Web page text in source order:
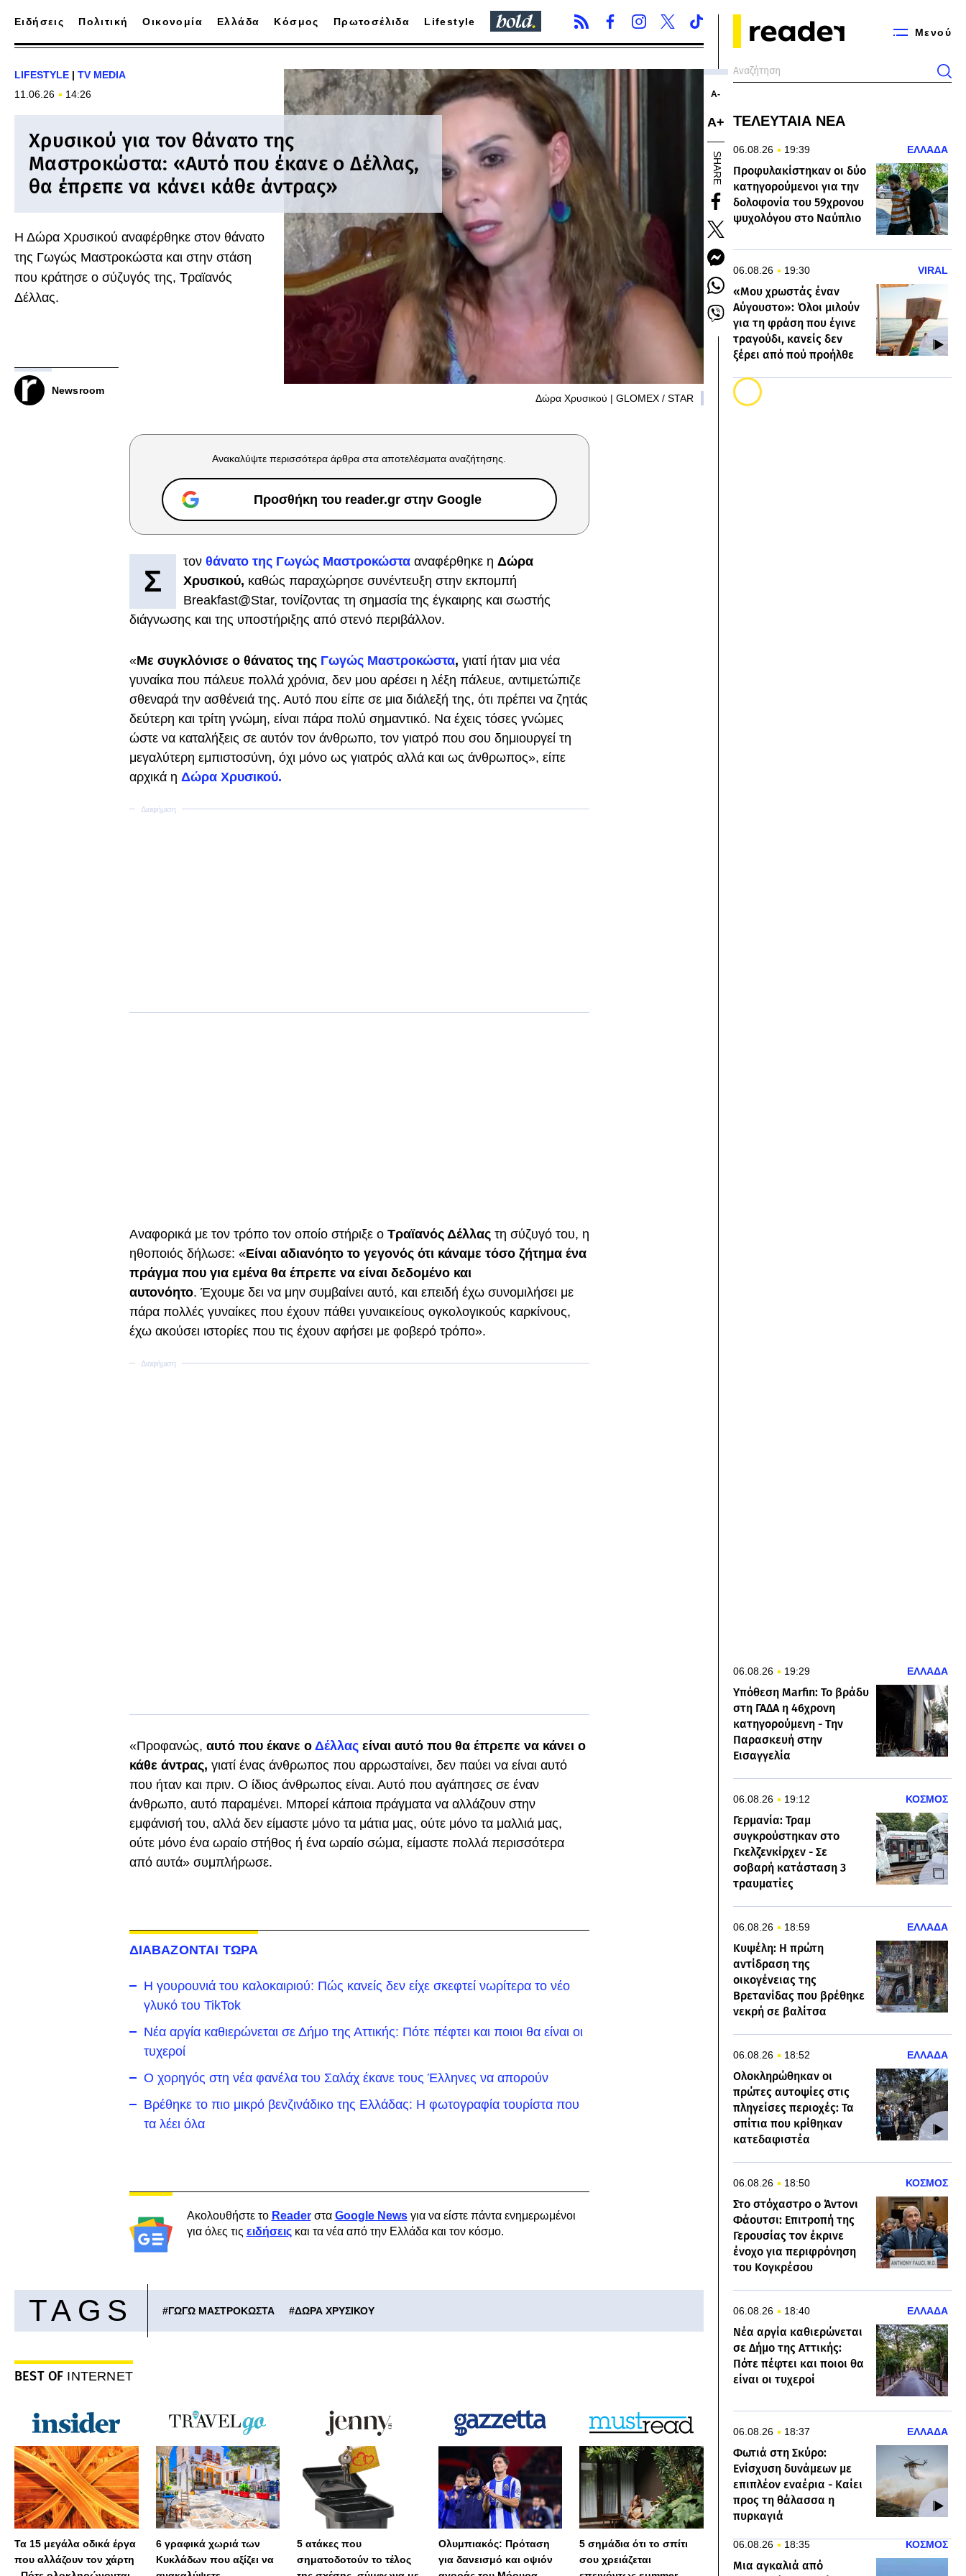
Μενού
Ειδήσεις Πολιτική Οικονομία Ελλάδα Κόσμος Πρωτοσέλιδα Lifestyle
LIFESTYLE | TV MEDIA
11.06.26
14:26
Χρυσικού για τον θάνατο της
Μαστροκώστα: «Αυτό που έκανε ο Δέλλας,
θα έπρεπε να κάνει κάθε άντρας»
Η Δώρα Χρυσικού αναφέρθηκε στον θάνατο
της Γωγώς Μαστροκώστα και στην στάση
που κράτησε ο σύζυγός της, Τραϊανός
Δέλλας.
Newsroom
Δώρα Χρυσικού | GLOMEX / STAR
Α-
Α+
SHARE
Ανακαλύψτε περισσότερα άρθρα στα αποτελέσματα αναζήτησης.
Προσθήκη του reader.gr στην Google
Σ
τονθάνατο της Γωγώς Μαστροκώστααναφέρθηκε η Δώρα
Χρυσικού, καθώς παραχώρησε συνέντευξη στην εκπομπή
Breakfast@Star, τονίζοντας τη σημασία της έγκαιρης και σωστής
διάγνωσης και της υποστήριξης από στενό περιβάλλον.
«Με συγκλόνισε ο θάνατος της Γωγώς Μαστροκώστα, γιατί ήταν μια νέα
γυναίκα που πάλευε πολλά χρόνια, δεν μου αρέσει η λέξη πάλευε, αντιμετώπιζε
σθεναρά την ασθένειά της. Αυτό που είπε σε μια διάλεξή της, ότι πρέπει να ζητάς
δεύτερη και τρίτη γνώμη, είναι πάρα πολύ σημαντικό. Να έχεις τόσες γνώμες
ώστε να καταλήξεις σε αυτόν τον άνθρωπο, τον γιατρό που σου δημιουργεί τη
μεγαλύτερη εμπιστοσύνη, όχι μόνο ως γιατρός αλλά και ως άνθρωπος», είπε
αρχικά η Δώρα Χρυσικού.
Αναφορικά με τον τρόπο τον οποίο στήριξε ο Τραϊανός Δέλλας τη σύζυγό του, η
ηθοποιός δήλωσε: «Είναι αδιανόητο το γεγονός ότι κάναμε τόσο ζήτημα ένα
πράγμα που για εμένα θα έπρεπε να είναι δεδομένο και
αυτονόητο. Έχουμε δει να μην συμβαίνει αυτό, και επειδή έχω συνομιλήσει με
πάρα πολλές γυναίκες που έχουν πάθει γυναικείους ογκολογικούς καρκίνους,
έχω ακούσει ιστορίες που τις έχουν αφήσει με φοβερό τρόπο».
«Προφανώς, αυτό που έκανε ο Δέλλας είναι αυτό που θα έπρεπε να κάνει ο
κάθε άντρας, γιατί ένας άνθρωπος που αρρωσταίνει, δεν παύει να είναι αυτό
που ήταν και πριν. Ο ίδιος άνθρωπος είναι. Αυτό που αγάπησες σε έναν
άνθρωπο, αυτό παραμένει. Μπορεί κάποια πράγματα να αλλάζουν στην
εμφάνισή του, αλλά δεν είμαστε μόνο τα μάτια μας, ούτε μόνο τα μαλλιά μας,
ούτε μόνο ένα ωραίο στήθος ή ένα ωραίο σώμα, είμαστε πολλά περισσότερα
από αυτά» συμπλήρωσε.
ΔΙΑΒΑΖΟΝΤΑΙ ΤΩΡΑ
Η γουρουνιά του καλοκαιριού: Πώς κανείς δεν είχε σκεφτεί νωρίτερα το νέο
γλυκό του TikTok
Νέα αργία καθιερώνεται σε Δήμο της Αττικής: Πότε πέφτει και ποιοι θα είναι οι
τυχεροί
Ο χορηγός στη νέα φανέλα του Σαλάχ έκανε τους Έλληνες να απορούν
Βρέθηκε το πιο μικρό βενζινάδικο της Ελλάδας: Η φωτογραφία τουρίστα που
τα λέει όλα
Ακολουθήστε το Readerστα Google Newsγια να είστε πάντα ενημερωμένοι
για όλες τις ειδήσειςκαι τα νέα από την Ελλάδα και τον κόσμο.
TAGS #ΓΩΓΩ ΜΑΣΤΡΟΚΩΣΤΑ #ΔΩΡΑ ΧΡΥΣΙΚΟΥ
BEST OF INTERNET
Τα 15 μεγάλα οδικά έργα
που αλλάζουν τον χάρτη
6 γραφικά χωριά των
Κυκλάδων που αξίζει να
5 ατάκες που
σηματοδοτούν το τέλος
Ολυμπιακός: Πρόταση
για δανεισμό και οψιόν
5 σημάδια ότι το σπίτι
σου χρειάζεται
ΤΕΛΕΥΤΑΙΑ ΝΕΑ
06.08.26 19:39 ΕΛΛΑΔΑ
Προφυλακίστηκαν οι δύο
κατηγορούμενοι για την
δολοφονία του 59χρονου
ψυχολόγου στο Ναύπλιο
06.08.26 19:30 VIRAL
«Μου χρωστάς έναν
Αύγουστο»: Όλοι μιλούν
για τη φράση που έγινε
τραγούδι, κανείς δεν
ξέρει από πού προήλθε
06.08.26 19:29 ΕΛΛΑΔΑ
Υπόθεση Marfin: Το βράδυ
στη ΓΑΔΑ η 46χρονη
κατηγορούμενη - Την
Παρασκευή στην
Εισαγγελία
06.08.26 19:12 ΚΟΣΜΟΣ
Γερμανία: Τραμ
συγκρούστηκαν στο
Γκελζενκίρχεν - Σε
σοβαρή κατάσταση 3
τραυματίες
06.08.26 18:59 ΕΛΛΑΔΑ
Κυψέλη: Η πρώτη
αντίδραση της
οικογένειας της
Βρετανίδας που βρέθηκε
νεκρή σε βαλίτσα
06.08.26 18:52 ΕΛΛΑΔΑ
Ολοκληρώθηκαν οι
πρώτες αυτοψίες στις
πληγείσες περιοχές: Τα
σπίτια που κρίθηκαν
κατεδαφιστέα
06.08.26 18:50 ΚΟΣΜΟΣ
Στο στόχαστρο ο Άντονι
Φάουτσι: Επιτροπή της
Γερουσίας τον έκρινε
ένοχο για περιφρόνηση
του Κογκρέσου
06.08.26 18:40 ΕΛΛΑΔΑ
Νέα αργία καθιερώνεται
σε Δήμο της Αττικής:
Πότε πέφτει και ποιοι θα
είναι οι τυχεροί
06.08.26 18:37 ΕΛΛΑΔΑ
Φωτιά στη Σκύρο:
Ενίσχυση δυνάμεων με
επιπλέον εναέρια - Καίει
προς τη θάλασσα η
πυρκαγιά
06.08.26 18:35 ΚΟΣΜΟΣ
Μια αγκαλιά από